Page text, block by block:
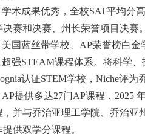
学术成果优秀，全校SAT平均分
决赛和决赛、州长荣誉项目决赛。
美国蓝丝带学校、 AP荣誉榜白金
超强STEAM课程体系。将科学
认证STEM学校，Niche评为
AP提供多达27门AP课程，2025
，并与乔治亚理工学院、乔治亚
提供双学分课程。